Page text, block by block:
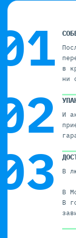
в
ни
И
В
В
В